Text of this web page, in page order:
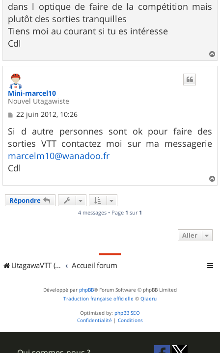
dans l optique de faire de la compétition mais
plutôt des sorties tranquilles
Tiens moi au courant si tu es intéresse
Cdl
a
Mini-marcel10
Nouvel Utagawiste
M
s
s
a
g
e
22 juin 2012, 10:26
Si d autre personnes sont ok pour faire des
sorties VTT contactez moi sur ma messagerie
marcelm10@wanadoo.fr
Cdl
a
Répondre
4 messages • Page 1 sur 1
Aller
UtagawaVTT (Randos VTT et VTTAE avec traces GPS) Accueil forum
Développé par phpBB® Forum Software © phpBB Limited
Traduction française officielle © Qiaeru
Optimized by: phpBB SEO
Confidentialité | Conditions